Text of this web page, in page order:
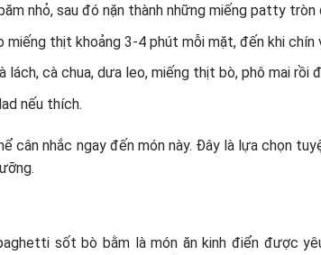
nhỏ, sau đó nặn thành những miếng patty tròn
miếng thịt khoảng 3-4 phút mỗi mặt, đến khi chín
cà chua, dưa leo, miếng thịt bò, phô mai rồi
nếu thích.
cân nhắc ngay đến món này. Đây là lựa chọn
sốt bò bằm là món ăn kinh điển được